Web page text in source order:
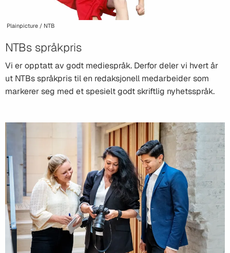
Plainpicture / NTB
NTBs språkpris
Vi er opptatt av godt mediespråk. Derfor deler vi hvert år
ut NTBs språkpris til en redaksjonell medarbeider som
markerer seg med et spesielt godt skriftlig nyhetsspråk.